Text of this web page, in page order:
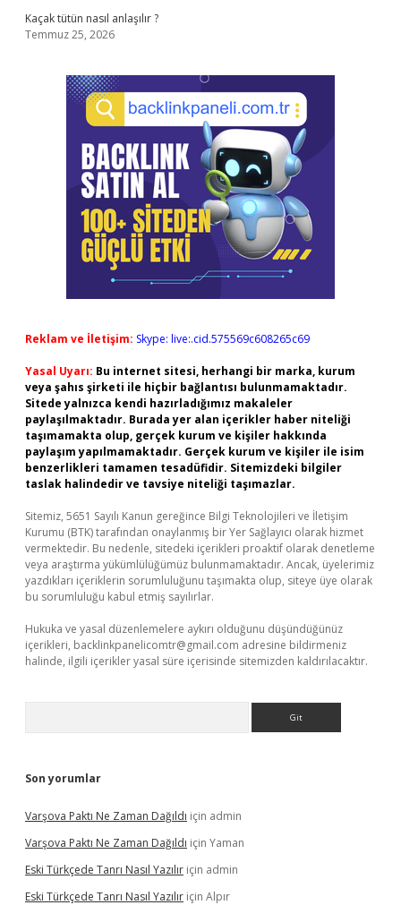
Kaçak tütün nasıl anlaşılır ?
Temmuz 25, 2026
Reklam ve İletişim: Skype: live:.cid.575569c608265c69
Yasal Uyarı: Bu internet sitesi, herhangi bir marka, kurum
veya şahıs şirketi ile hiçbir bağlantısı bulunmamaktadır.
Sitede yalnızca kendi hazırladığımız makaleler
paylaşılmaktadır. Burada yer alan içerikler haber niteliği
taşımamakta olup, gerçek kurum ve kişiler hakkında
paylaşım yapılmamaktadır. Gerçek kurum ve kişiler ile isim
benzerlikleri tamamen tesadüfidir. Sitemizdeki bilgiler
taslak halindedir ve tavsiye niteliği taşımazlar.
Sitemiz, 5651 Sayılı Kanun gereğince Bilgi Teknolojileri ve İletişim
Kurumu (BTK) tarafından onaylanmış bir Yer Sağlayıcı olarak hizmet
vermektedir. Bu nedenle, sitedeki içerikleri proaktif olarak denetleme
veya araştırma yükümlülüğümüz bulunmamaktadır. Ancak, üyelerimiz
yazdıkları içeriklerin sorumluluğunu taşımakta olup, siteye üye olarak
bu sorumluluğu kabul etmiş sayılırlar.
Hukuka ve yasal düzenlemelere aykırı olduğunu düşündüğünüz
içerikleri, backlinkpanelicomtr@gmail.com adresine bildirmeniz
halinde, ilgili içerikler yasal süre içerisinde sitemizden kaldırılacaktır.
Son yorumlar
Varşova Paktı Ne Zaman Dağıldı için admin
Varşova Paktı Ne Zaman Dağıldı için Yaman
Eski Türkçede Tanrı Nasıl Yazılır için admin
Eski Türkçede Tanrı Nasıl Yazılır için Alpır